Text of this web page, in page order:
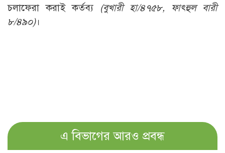
চলাফেরা করাই কর্তব্য
(বুখারী হা/৪৭৫৮, ফাৎহুল বারী
৮/৪৯০)।
এ বিভাগের আরও প্রবন্ধ